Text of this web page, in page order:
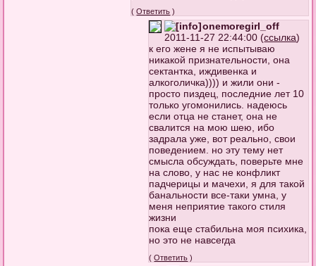
(Ответить )
onemoregirl_off
2011-11-27 22:44:00 (ссылка)
к его жене я не испытываю
никакой признательности, она
сектантка, иждивенка и
алкоголичка)))) и жили они -
просто пиздец, последние лет 10
только угомонились. надеюсь
если отца не станет, она не
свалится на мою шею, ибо
задрала уже, вот реально, свои
поведением. но эту тему нет
смысла обсуждать, поверьте мне
на слово, у нас не конфликт
падчерицы и мачехи, я для такой
банальности все-таки умна, у
меня неприятие такого стиля
жизни
пока еще стабильна моя психика,
но это не навсегда
(Ответить )